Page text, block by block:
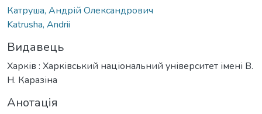
Катруша, Андрій Олександрович
Katrusha, Andrii
Видавець
Харків : Харківський національний університет імені В.
Н. Каразіна
Анотація